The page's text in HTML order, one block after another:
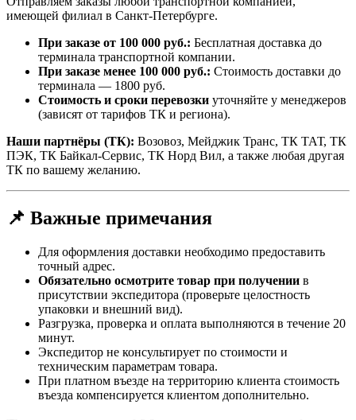
имеющей филиал в Санкт-Петербурге.
При заказе от 100 000 руб.: Бесплатная доставка до
терминала транспортной компании.
При заказе менее 100 000 руб.: Стоимость доставки до
терминала — 1800 руб.
Стоимость и сроки перевозки уточняйте у менеджеров
(зависят от тарифов ТК и региона).
Наши партнёры (ТК): Возовоз, Мейджик Транс, ТК ТАТ, ТК
ПЭК, ТК Байкал-Сервис, ТК Норд Вил, а также любая другая
ТК по вашему желанию.
📌 Важные примечания
Для оформления доставки необходимо предоставить
точный адрес.
Обязательно осмотрите товар при получении в
присутствии экспедитора (проверьте целостность
упаковки и внешний вид).
Разгрузка, проверка и оплата выполняются в течение 20
минут.
Экспедитор не консультирует по стоимости и
техническим параметрам товара.
При платном въезде на территорию клиента стоимость
въезда компенсируется клиентом дополнительно.